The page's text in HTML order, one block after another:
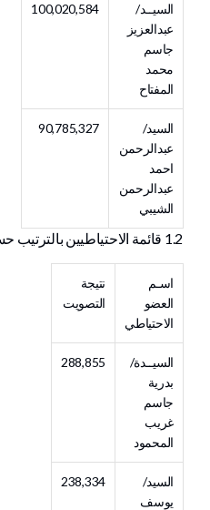
السيــد/
عبدالعزيز
جاسم
محمد
المفتاح
100,020,584
السيد/
عبدالرحمن
احمد
عبدالرحمن
الشيبي
90,785,327
1.2 قائمة الاحتياطيين بالترتيب حسب نتيجة التصويت:
اسـم
العضو
الاحتياطي
نتيجة
التصويت
السيــدة/
بدرية
جاسم
غريب
المحمود
288,855
السيد/
يوسف
238,334